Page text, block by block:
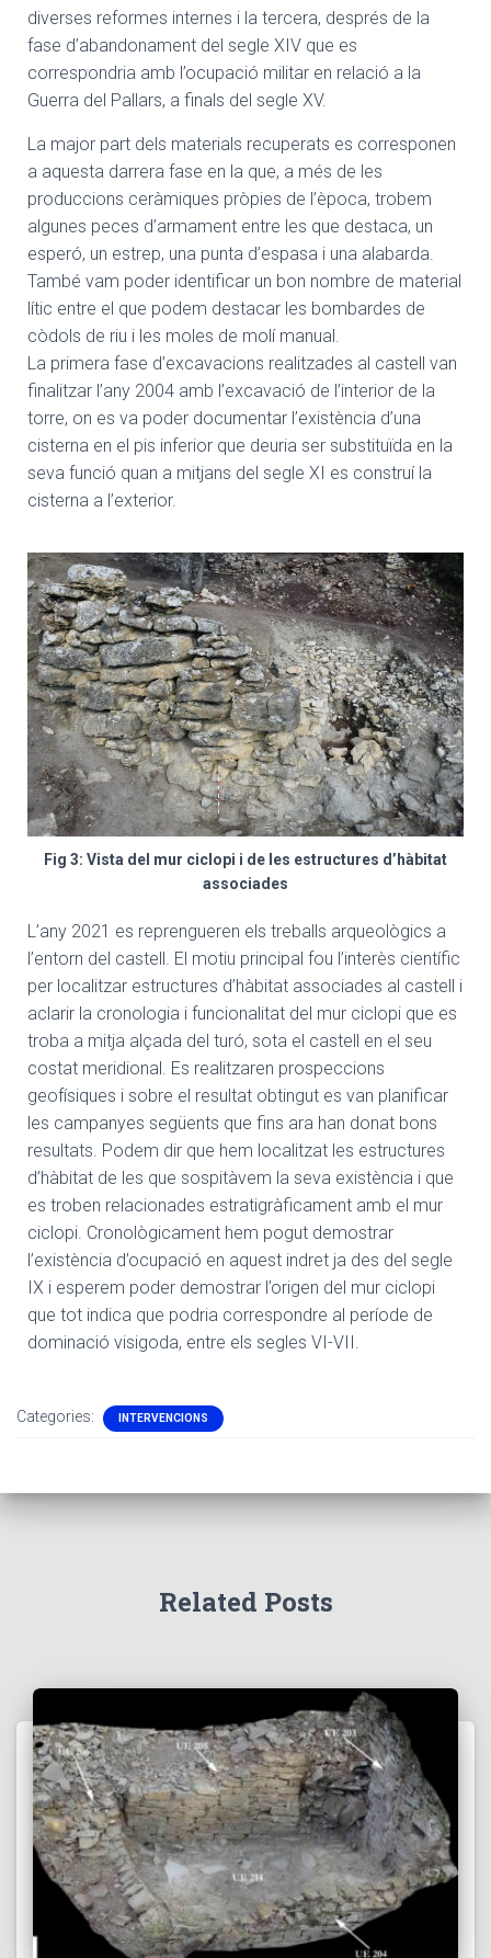
diverses reformes internes i la tercera, després de la
fase d’abandonament del segle XIV que es
correspondria amb l’ocupació militar en relació a la
Guerra del Pallars, a finals del segle XV.
La major part dels materials recuperats es corresponen
a aquesta darrera fase en la que, a més de les
produccions ceràmiques pròpies de l’època, trobem
algunes peces d’armament entre les que destaca, un
esperó, un estrep, una punta d’espasa i una alabarda.
També vam poder identificar un bon nombre de material
lític entre el que podem destacar les bombardes de
còdols de riu i les moles de molí manual.
La primera fase d’excavacions realitzades al castell van
finalitzar l’any 2004 amb l’excavació de l’interior de la
torre, on es va poder documentar l’existència d’una
cisterna en el pis inferior que deuria ser substituïda en la
seva funció quan a mitjans del segle XI es construí la
cisterna a l’exterior.
Fig 3: Vista del mur ciclopi i de les estructures d’hàbitat
associades
L’any 2021 es reprengueren els treballs arqueològics a
l’entorn del castell. El motiu principal fou l’interès científic
per localitzar estructures d’hàbitat associades al castell i
aclarir la cronologia i funcionalitat del mur ciclopi que es
troba a mitja alçada del turó, sota el castell en el seu
costat meridional. Es realitzaren prospeccions
geofísiques i sobre el resultat obtingut es van planificar
les campanyes següents que fins ara han donat bons
resultats. Podem dir que hem localitzat les estructures
d’hàbitat de les que sospitàvem la seva existència i que
es troben relacionades estratigràficament amb el mur
ciclopi. Cronològicament hem pogut demostrar
l’existència d’ocupació en aquest indret ja des del segle
IX i esperem poder demostrar l’origen del mur ciclopi
que tot indica que podria correspondre al període de
dominació visigoda, entre els segles VI-VII.
Categories: INTERVENCIONS
Related Posts